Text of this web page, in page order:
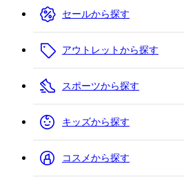
セールから探す
アウトレットから探す
スポーツから探す
キッズから探す
コスメから探す